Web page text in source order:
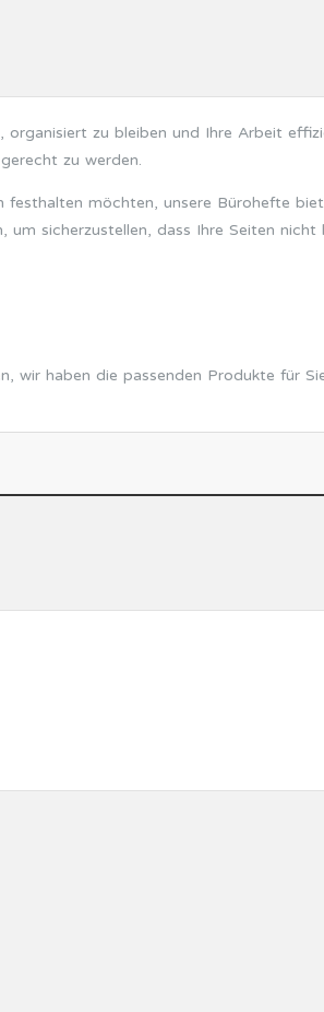
zu bleiben und Ihre Arbeit
zu werden.
möchten, unsere Bürohefte
sicherzustellen, dass Ihre Seiten nicht
haben die passenden Produkte für